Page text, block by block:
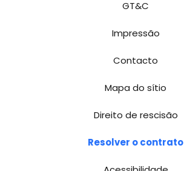
GT&C
Impressão
Contacto
Mapa do sítio
Direito de rescisão
Resolver o contrato